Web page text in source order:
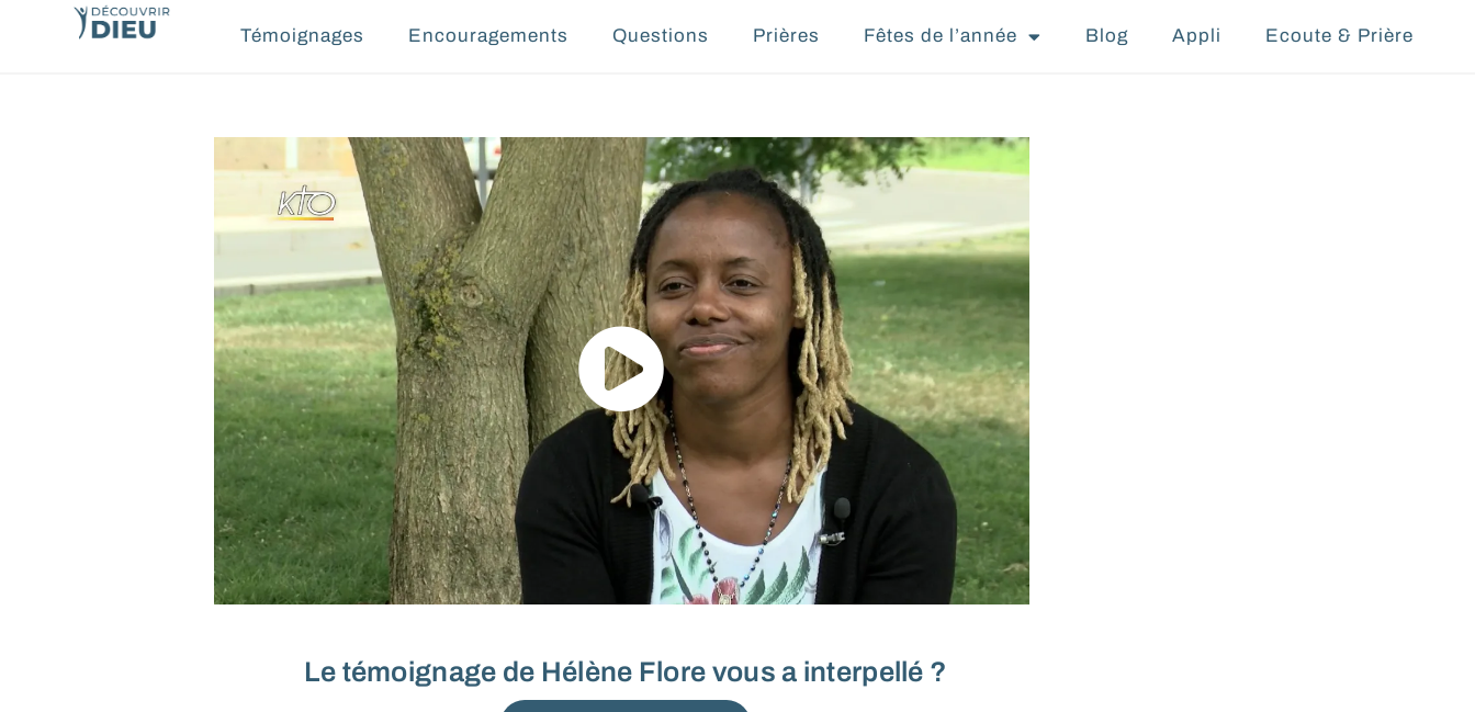
Témoignages Encouragements Questions Prières Fêtes de l’année Blog Appli Ecoute & Prière
Le témoignage de Hélène Flore vous a interpellé ?